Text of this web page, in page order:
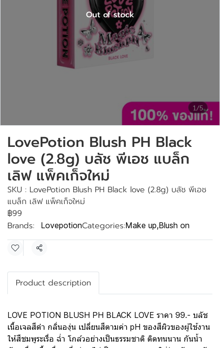
1/5
Out of stock
LovePotion Blush PH Black
love (2.8g) บลัช พีเอช แบล็ก
เลิฟ แพ็คเก็จใหม่
SKU : LovePotion Blush PH Black love (2.8g) บลัช พีเอช
แบล็ก เลิฟ แพ็คเก็จใหม่
฿99
Brands:
LovepotionCategories:Make up,Blush on
Share
Product description
LOVE POTION BLUSH PH BLACK LOVE ราคา 99.- บลัช
เนื้อเจลสีดำ กลิ่นองุ่น เปลี่ยนสีตามค่า pH ของสีผิวของผู้ใช้งาน
ให้สีชมพูระเรื่อ ฉ่ำ โกล์วอย่างเป็นธรรมชาติ ติดทนนาน กันน้ำ